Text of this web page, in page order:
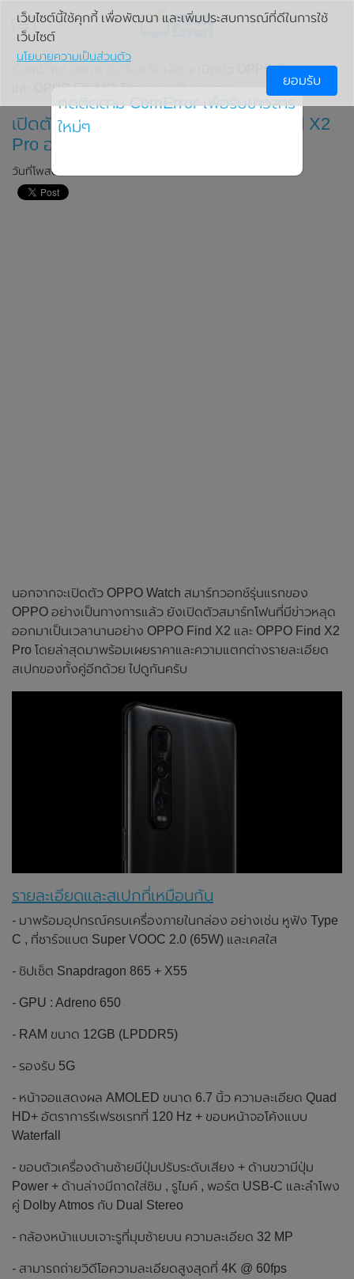
» เปิดตัว OPPO Find X2
เปิดตัว OPPO Find X2 และ OPPO Find X2
Pro อย่างเป็นทางการ
วันที่โพสต์: 9 มีนาคม 2020
นอกจากจะเปิดตัว OPPO Watch สมาร์ทวอทช์รุ่นแรกของ
OPPO อย่างเป็นทางการแล้ว ยังเปิดตัวสมาร์ทโฟนที่มีข่าวหลุด
ออกมาเป็นเวลานานอย่าง OPPO Find X2 และ OPPO Find X2
Pro โดยล่าสุดมาพร้อมเผยราคาและความแตกต่างรายละเอียด
สเปกของทั้งคู่อีกด้วย ไปดูกันครับ
รายละเอียดและสเปกที่เหมือนกัน
- มาพร้อมอุปกรณ์ครบเครื่องภายในกล่อง อย่างเช่น หูฟัง Type
C , ที่ชาร์จแบต Super VOOC 2.0 (65W) และเคสใส
- ชิปเซ็ต Snapdragon 865 + X55
- GPU : Adreno 650
- RAM ขนาด 12GB (LPDDR5)
- รองรับ 5G
- หน้าจอแสดงผล AMOLED ขนาด 6.7 นิ้ว ความละเอียด Quad
HD+ อัตราการรีเฟรชเรทที่ 120 Hz + ขอบหน้าจอโค้งแบบ
Waterfall
- ขอบตัวเครื่องด้านซ้ายมีปุ่มปรับระดับเสียง + ด้านขวามีปุ่ม
Power + ด้านล่างมีถาดใส่ซิม , รูไมค์ , พอร์ต USB-C และลำโพง
คู่ Dolby Atmos กับ Dual Stereo
- กล้องหน้าแบบเจาะรูที่มุมซ้ายบน ความละเอียด 32 MP
- สามารถถ่ายวิดีโอความละเอียดสูงสุดที่ 4K @ 60fps
เว็บไซต์นี้ใช้คุกกี้ เพื่อพัฒนา และเพิ่มประสบการณ์ที่ดีในการใช้
เว็บไซต์
นโยบายความเป็นส่วนตัว
ยอมรับ
กดติดตาม ComError เพื่อรับข่าวสาร
ใหม่ๆ